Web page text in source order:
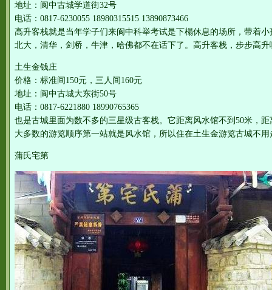
地址：阆中古城学道街32号
电话：0817-6230055 18980315515 13890873466
高升客栈就是当年学子们来阆中科举考试是下榻休息的场所，带着
北大，清华，剑桥，牛津，哈佛都不在话下了。高升客栈，步步高升
土生金钱庄
价格：标准间150元，三人间160元
地址：阆中古城大东街50号
电话：0817-6221880 18990765365
也是古城里面为数不多的三星级古客栈。它距离风水馆不到50米，
大多数的游览顺序第一站就是风水馆，所以住在土生金游览古城不
蒲氏宅第